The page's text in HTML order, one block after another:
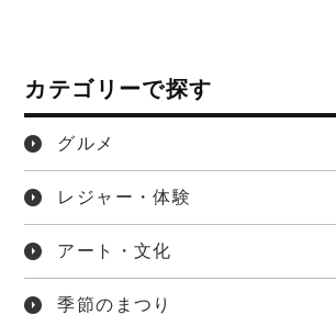
カテゴリーで探す
グルメ
レジャー・体験
アート・文化
季節のまつり